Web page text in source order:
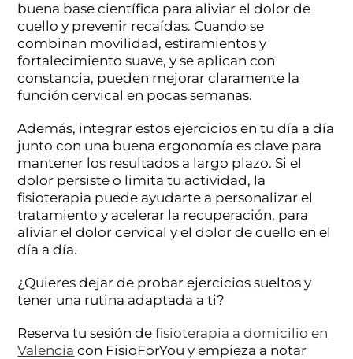
buena base científica para aliviar el dolor de
cuello y prevenir recaídas. Cuando se
combinan movilidad, estiramientos y
fortalecimiento suave, y se aplican con
constancia, pueden mejorar claramente la
función cervical en pocas semanas.
Además, integrar estos ejercicios en tu día a día
junto con una buena ergonomía es clave para
mantener los resultados a largo plazo. Si el
dolor persiste o limita tu actividad, la
fisioterapia puede ayudarte a personalizar el
tratamiento y acelerar la recuperación, para
aliviar el dolor cervical y el dolor de cuello en el
día a día.
¿Quieres dejar de probar ejercicios sueltos y
tener una rutina adaptada a ti?
Reserva tu sesión defisioterapia a domicilio en
Valencia con FisioForYou y empieza a notar